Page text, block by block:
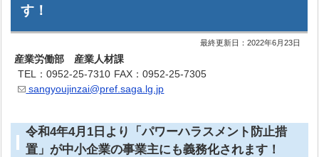
す！
最終更新日：2022年6月23日
産業労働部 産業人材課
TEL：0952-25-7310 FAX：0952-25-7305
sangyoujinzai@pref.saga.lg.jp
令和4年4月1日より「パワーハラスメント防止措
置」が中小企業の事業主にも義務化されます！